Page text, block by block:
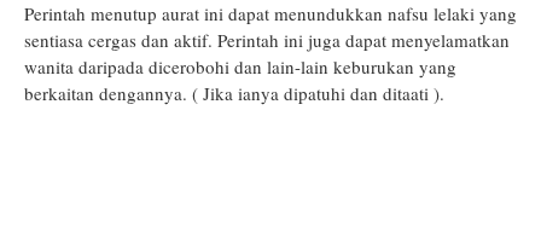
Perintah menutup aurat ini dapat menundukkan nafsu lelaki yang
sentiasa cergas dan aktif. Perintah ini juga dapat menyelamatkan
wanita daripada dicerobohi dan lain-lain keburukan yang
berkaitan dengannya. ( Jika ianya dipatuhi dan ditaati ).